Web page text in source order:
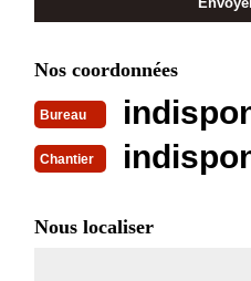
Nos coordonnées
Bureau
Chantier
Nous localiser